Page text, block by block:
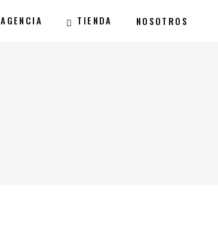
AGENCIA TIENDA NOSOTROS